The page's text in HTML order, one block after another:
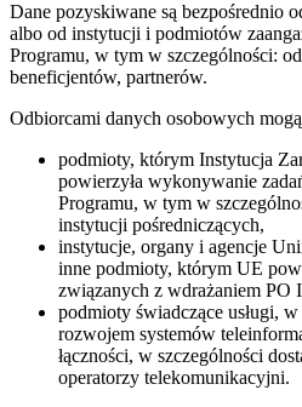
Dane pozyskiwane są bezpośrednio
albo od instytucji i podmiotów
Programu, w tym w szczególności:
beneficjentów, partnerów.
Odbiorcami danych osobowych
podmioty, którym Instytucja
powierzyła wykonywanie
Programu, w tym w
instytucji pośredniczących,
instytucje, organy i agencje
inne podmioty, którym UE
związanych z wdrażaniem PO
podmioty świadczące usługi,
rozwojem systemów
łączności, w szczególności
operatorzy telekomunikacyjni.